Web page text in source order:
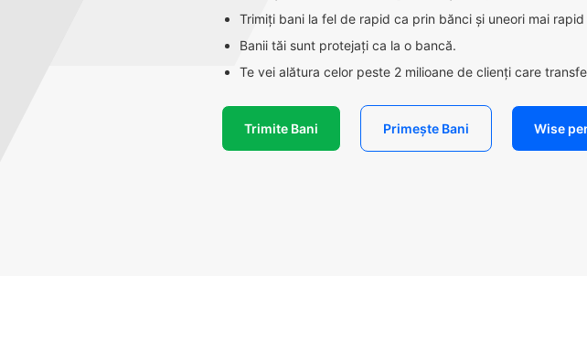
Trimiți bani la fel de rapid ca prin bănci și uneori mai
Banii tăi sunt protejați ca la o bancă.
Te vei alătura celor peste 2 milioane de clienți care
Trimite Bani Primește Bani Wise